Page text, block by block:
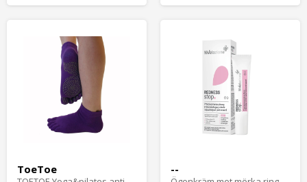
ToeToe --